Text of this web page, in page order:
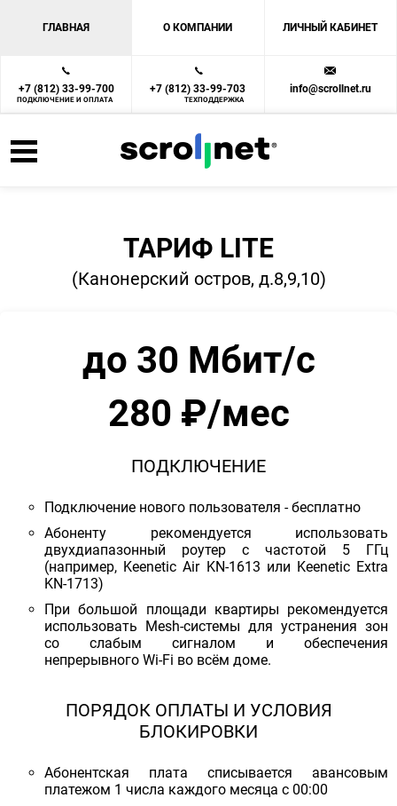
ГЛАВНАЯ О КОМПАНИИ ЛИЧНЫЙ КАБИНЕТ
+7 (812) 33-99-700
ПОДКЛЮЧЕНИЕ И ОПЛАТА
+7 (812) 33-99-703
ТЕХПОДДЕРЖКА
info@scrollnet.ru
ТАРИФ LITE
(Канонерский остров, д.8,9,10)
до 30 Мбит/с
280 ₽/мес
ПОДКЛЮЧЕНИЕ
Подключение нового пользователя - бесплатно
Абоненту рекомендуется использовать
двухдиапазонный роутер с частотой 5 ГГц
(например, Keenetic Air KN-1613 или Keenetic Extra
KN-1713)
При большой площади квартиры рекомендуется
использовать Mesh-системы для устранения зон
со слабым сигналом и обеспечения
непрерывного Wi-Fi во всём доме.
ПОРЯДОК ОПЛАТЫ И УСЛОВИЯ
БЛОКИРОВКИ
Абонентская плата списывается авансовым
платежом 1 числа каждого месяца с 00:00